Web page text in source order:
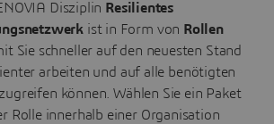
Disziplin Resilientes
ist in Form von Rollen
Sie schneller auf den neuesten Stand
arbeiten und auf alle benötigten
können. Wählen Sie ein Paket
Rolle innerhalb einer Organisation